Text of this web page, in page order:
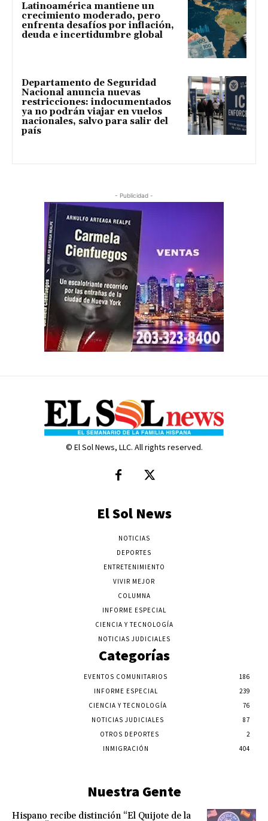
Latinoamérica mantiene un
crecimiento moderado, pero
enfrenta desafíos por inflación,
deuda e incertidumbre global
Departamento de Seguridad
Nacional anuncia nuevas
restricciones: indocumentados
ya no podrán viajar en vuelos
nacionales, salvo para salir del
país
- Publicidad -
© El Sol News, LLC. All rights reserved.
El Sol News
NOTICIAS
DEPORTES
ENTRETENIMIENTO
VIVIR MEJOR
COLUMNA
INFORME ESPECIAL
CIENCIA Y TECNOLOGÍA
NOTICIAS JUDICIALES
Categorías
EVENTOS COMUNITARIOS
186
INFORME ESPECIAL
239
CIENCIA Y TECNOLOGÍA
76
NOTICIAS JUDICIALES
87
OTROS DEPORTES
2
INMIGRACIÓN
404
Nuestra Gente
Hispano recibe distinción “El Quijote de la